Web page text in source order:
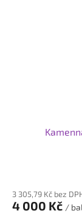
produktu
je
3 305,79 Kč bez
4 000 Kč /